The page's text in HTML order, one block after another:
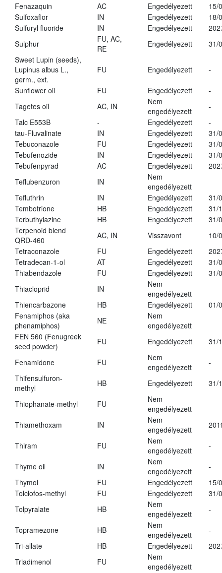
Fenazaquin
AC Engedélyezett
15/
Sulfoxaflor
IN Engedélyezett
18/
Sulfuryl fluoride
IN Engedélyezett
Sulphur
FU, AC,
RE
Engedélyezett
31/
Sweet Lupin (seeds),
Lupinus albus L.,
germ., ext.
FU Engedélyezett -
Sunflower oil FU Engedélyezett
-
Tagetes oil
AC, IN
Nem
engedélyezett
-
Talc E553B
- Engedélyezett
-
tau-Fluvalinate
IN Engedélyezett
31/
Tebuconazole
FU Engedélyezett
31/
Tebufenozide
IN Engedélyezett
31/
Tebufenpyrad
AC Engedélyezett
Teflubenzuron
IN
Nem
engedélyezett
Tefluthrin
IN Engedélyezett
31/
Tembotrione
HB Engedélyezett
31/
Terbuthylazine
HB Engedélyezett
31/
Terpenoid blend
QRD-460
AC, IN Visszavont
10/
Tetraconazole
FU Engedélyezett
Tetradecan-1-ol
AT Engedélyezett
31/
Thiabendazole
FU Engedélyezett
31/
Thiacloprid
IN
Nem
engedélyezett
Thiencarbazone
HB Engedélyezett
01/
Fenamiphos (aka
phenamiphos)
NE
Nem
engedélyezett
FEN 560 (Fenugreek
seed powder)
FU Engedélyezett 31/
Fenamidone FU
Nem
engedélyezett
-
Thifensulfuron-
methyl
HB Engedélyezett 31/
Thiophanate-methyl FU
Nem
engedélyezett
Thiamethoxam
IN
Nem
engedélyezett
Thiram FU
Nem
engedélyezett
-
Thyme oil IN
Nem
engedélyezett
-
Thymol
FU Engedélyezett
15/
Tolclofos-methyl
FU Engedélyezett
31/
Tolpyralate
HB
Nem
engedélyezett
-
Topramezone HB
Nem
engedélyezett
-
Tri-allate
HB Engedélyezett
Triadimenol
FU
Nem
engedélyezett